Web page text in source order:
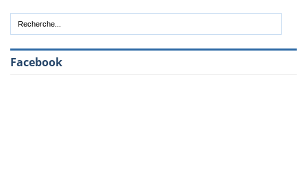
Facebook